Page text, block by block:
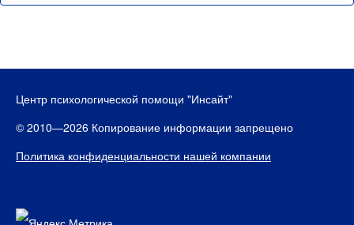
Центр психологической помощи "Инсайт"
© 2010—2026 Копирование информации запрещено
Политика конфиденциальности нашей компании